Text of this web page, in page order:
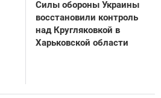
Силы обороны Украины
восстановили контроль
над Кругляковкой в
Харьковской области